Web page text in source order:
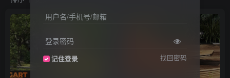
用户名/手机号/邮箱
登录密码
记住登录 找回密码